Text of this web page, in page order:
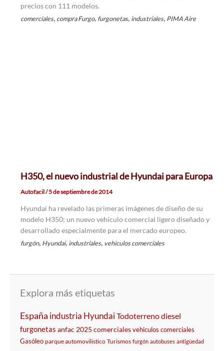
precios con 111 modelos.
comerciales, compra Furgo, furgonetas, industriales, PIMA Aire
H350, el nuevo industrial de Hyundai para Europa
Autofacil/5 de septiembre de 2014
Hyundai ha revelado las primeras imágenes de diseño de su
modelo H350; un nuevo vehículo comercial ligero diseñado y
desarrollado especialmente para el mercado europeo.
furgón, Hyundai, industriales, vehiculos comerciales
Explora más etiquetas
España industria HyundaiTodoterrenodiesel
furgonetas anfac 2025 comercialesvehiculos comerciales
Gasóleo parque automovilistico Turismos furgón autobuses antigüedad